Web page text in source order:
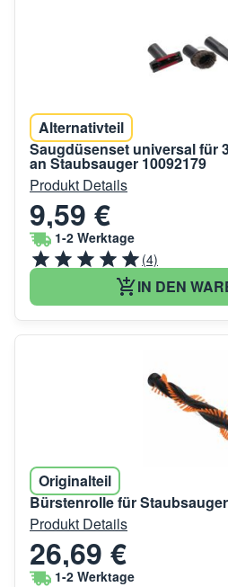
Alternativteil
Saugdüsenset universal für
an Staubsauger 10092179
Produkt Details
9,59 €
1-2 Werktage
(4)
IN DEN
Originalteil
Bürstenrolle für
Produkt Details
26,69 €
1-2 Werktage